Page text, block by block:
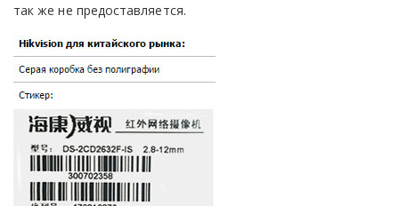
так же не предоставляется.